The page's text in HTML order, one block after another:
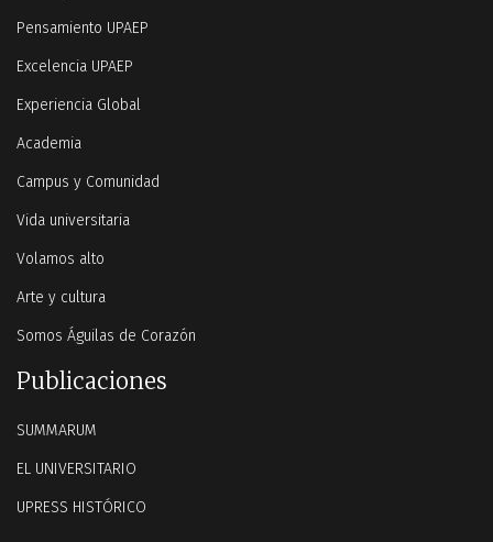
Pensamiento UPAEP
Excelencia UPAEP
Experiencia Global
Academia
Campus y Comunidad
Vida universitaria
Volamos alto
Arte y cultura
Somos Águilas de Corazón
Publicaciones
SUMMARUM
EL UNIVERSITARIO
UPRESS HISTÓRICO